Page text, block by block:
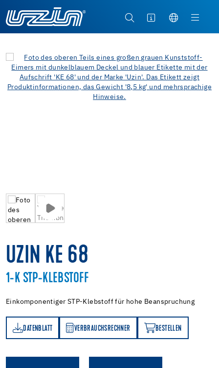
UZIN KE 68
1-K STP-KLEBSTOFF
Einkomponentiger STP-Klebstoff für hohe Beanspruchung
DATENBLATT VERBRAUCHSRECHNER BESTELLEN
BESTELLEN